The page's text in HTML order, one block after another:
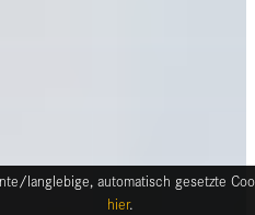
langlebige, automatisch gesetzte
hier.